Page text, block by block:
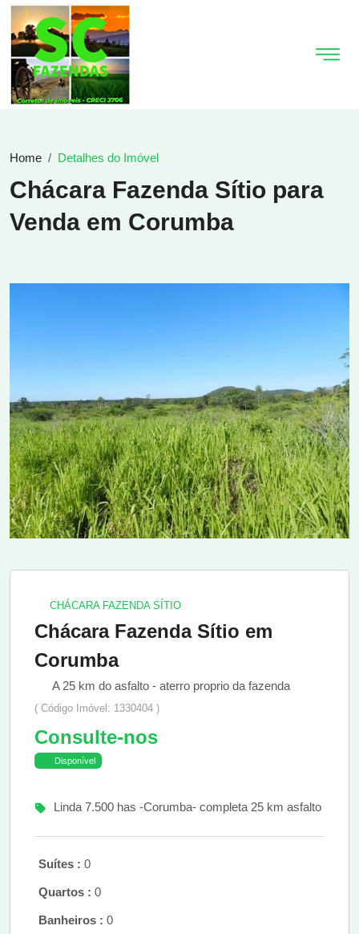
Home Detalhes do Imóvel
Chácara Fazenda Sítio para
Venda em Corumba
CHÁCARA FAZENDA SÍTIO
Chácara Fazenda Sítio em
Corumba
A 25 km do asfalto - aterro proprio da fazenda
( Código Imóvel: 1330404 )
Consulte-nos
Disponível
Linda 7.500 has -Corumba- completa 25 km asfalto
Suítes : 0
Quartos : 0
Banheiros : 0